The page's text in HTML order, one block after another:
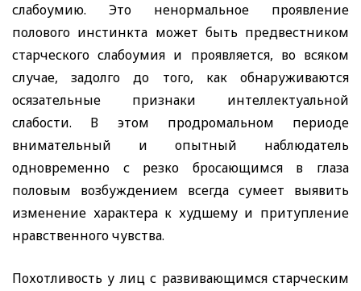
слабоумию. Это ненормальное проявление
полового инстинкта может быть предвестником
старческого слабоумия и проявляется, во всяком
случае, задолго до того, как обнаруживаются
осязательные признаки интеллектуальной
слабости. В этом продромальном периоде
внимательный и опытный наблюдатель
одновременно с резко бросающимся в глаза
половым возбуждением всегда сумеет выявить
изменение характера к худшему и притупление
нравственного чувства.
Похотливость у лиц с развивающимся старческим